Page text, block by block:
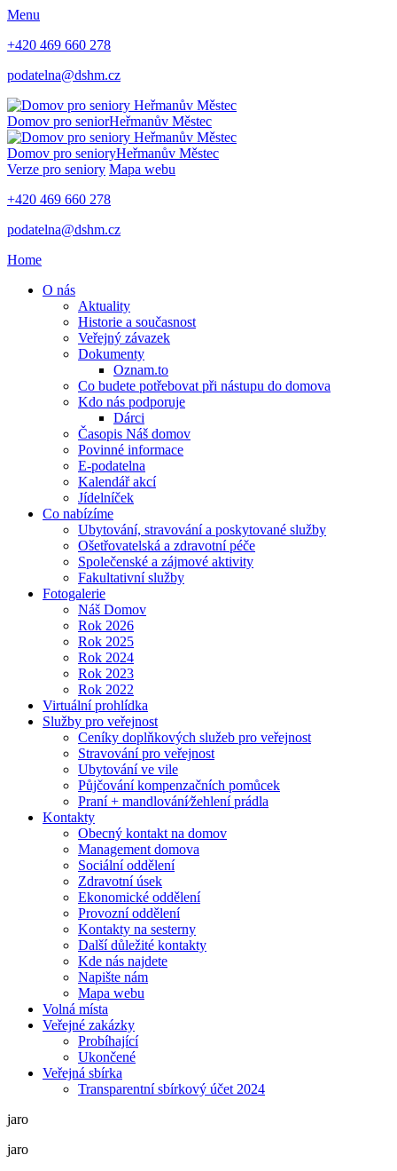
Menu
+420 469 660 278
podatelna@dshm.cz
Domov pro seniorHeřmanův Městec
Domov pro senioryHeřmanův Městec
Verze pro seniory Mapa webu
+420 469 660 278
podatelna@dshm.cz
Home
O nás
Aktuality
Historie a současnost
Veřejný závazek
Dokumenty
Oznam.to
Co budete potřebovat při nástupu do domova
Kdo nás podporuje
Dárci
Časopis Náš domov
Povinné informace
E-podatelna
Kalendář akcí
Jídelníček
Co nabízíme
Ubytování, stravování a poskytované služby
Ošetřovatelská a zdravotní péče
Společenské a zájmové aktivity
Fakultativní služby
Fotogalerie
Náš Domov
Rok 2026
Rok 2025
Rok 2024
Rok 2023
Rok 2022
Virtuální prohlídka
Služby pro veřejnost
Ceníky doplňkových služeb pro veřejnost
Stravování pro veřejnost
Ubytování ve vile
Půjčování kompenzačních pomůcek
Praní + mandlování⁄žehlení prádla
Kontakty
Obecný kontakt na domov
Management domova
Sociální oddělení
Zdravotní úsek
Ekonomické oddělení
Provozní oddělení
Kontakty na sesterny
Další důležité kontakty
Kde nás najdete
Napište nám
Mapa webu
Volná místa
Veřejné zakázky
Probíhající
Ukončené
Veřejná sbírka
Transparentní sbírkový účet 2024
jaro
jaro